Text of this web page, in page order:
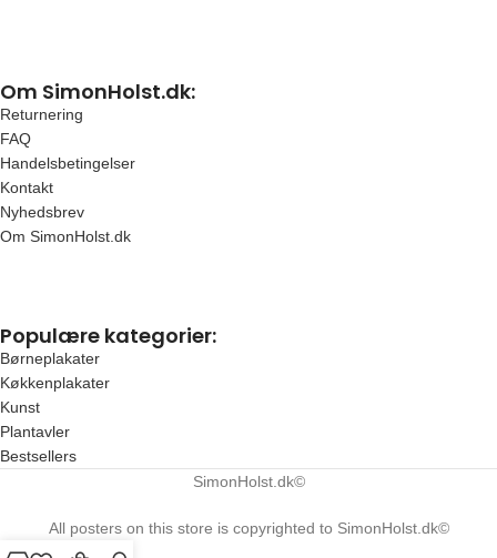
Om SimonHolst.dk:
Returnering
FAQ
Handelsbetingelser
Kontakt
Nyhedsbrev
Om SimonHolst.dk
Populære kategorier:
Børneplakater
Køkkenplakater
Kunst
Plantavler
Bestsellers
SimonHolst.dk©
All posters on this store is copyrighted to SimonHolst.dk©